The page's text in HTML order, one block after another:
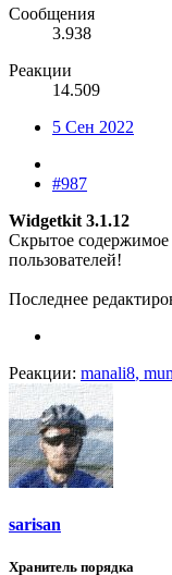
Сообщения
3.938
Реакции
14.509
5 Сен 2022
#987
Widgetkit 3.1.12
Скрытое содержимое
пользователей!
Последнее
Реакции: manali8,
sarisan
Хранитель порядка